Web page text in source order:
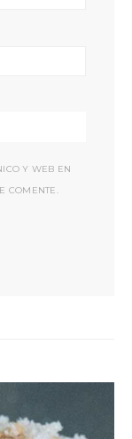
Y WEB EN
COMENTE.